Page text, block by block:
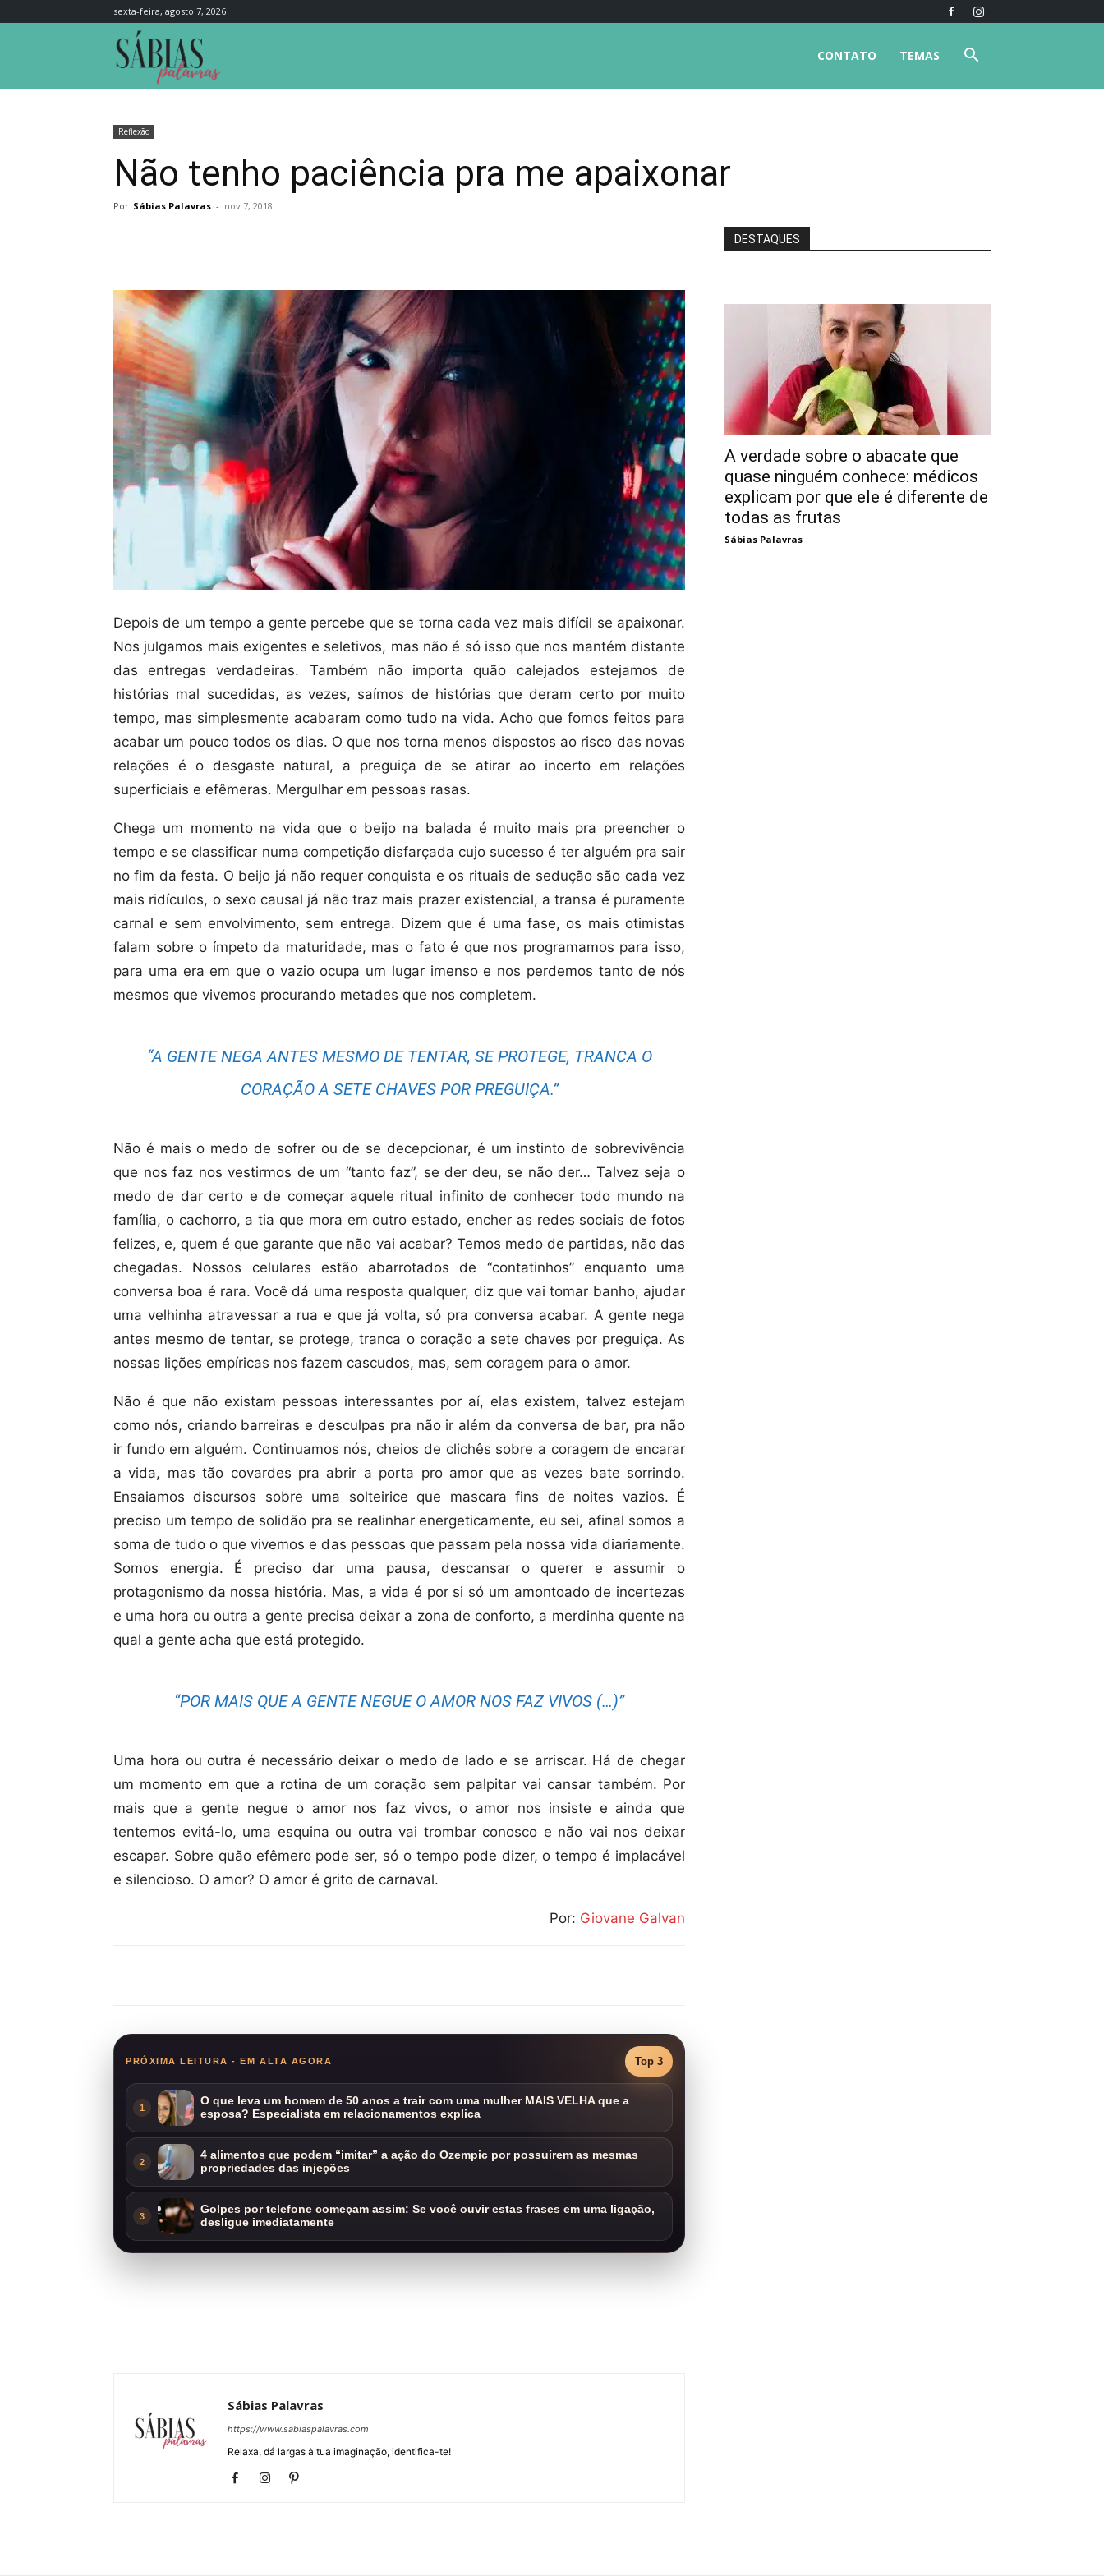
sexta-feira, agosto 7, 2026
TEMAS
CONTATO
Reflexão
Não tenho paciência pra me apaixonar
Por Sábias Palavras - nov 7, 2018
Depois de um tempo a gente percebe que se torna cada vez mais difícil se apaixonar.
Nos julgamos mais exigentes e seletivos, mas não é só isso que nos mantém distante
das entregas verdadeiras. Também não importa quão calejados estejamos de
histórias mal sucedidas, as vezes, saímos de histórias que deram certo por muito
tempo, mas simplesmente acabaram como tudo na vida. Acho que fomos feitos para
acabar um pouco todos os dias. O que nos torna menos dispostos ao risco das novas
relações é o desgaste natural, a preguiça de se atirar ao incerto em relações
superficiais e efêmeras. Mergulhar em pessoas rasas.
Chega um momento na vida que o beijo na balada é muito mais pra preencher o
tempo e se classificar numa competição disfarçada cujo sucesso é ter alguém pra sair
no fim da festa. O beijo já não requer conquista e os rituais de sedução são cada vez
mais ridículos, o sexo causal já não traz mais prazer existencial, a transa é puramente
carnal e sem envolvimento, sem entrega. Dizem que é uma fase, os mais otimistas
falam sobre o ímpeto da maturidade, mas o fato é que nos programamos para isso,
para uma era em que o vazio ocupa um lugar imenso e nos perdemos tanto de nós
mesmos que vivemos procurando metades que nos completem.
“A GENTE NEGA ANTES MESMO DE TENTAR, SE PROTEGE, TRANCA O
CORAÇÃO A SETE CHAVES POR PREGUIÇA.”
Não é mais o medo de sofrer ou de se decepcionar, é um instinto de sobrevivência
que nos faz nos vestirmos de um “tanto faz”, se der deu, se não der… Talvez seja o
medo de dar certo e de começar aquele ritual infinito de conhecer todo mundo na
família, o cachorro, a tia que mora em outro estado, encher as redes sociais de fotos
felizes, e, quem é que garante que não vai acabar? Temos medo de partidas, não das
chegadas. Nossos celulares estão abarrotados de “contatinhos” enquanto uma
conversa boa é rara. Você dá uma resposta qualquer, diz que vai tomar banho, ajudar
uma velhinha atravessar a rua e que já volta, só pra conversa acabar. A gente nega
antes mesmo de tentar, se protege, tranca o coração a sete chaves por preguiça. As
nossas lições empíricas nos fazem cascudos, mas, sem coragem para o amor.
Não é que não existam pessoas interessantes por aí, elas existem, talvez estejam
como nós, criando barreiras e desculpas pra não ir além da conversa de bar, pra não
ir fundo em alguém. Continuamos nós, cheios de clichês sobre a coragem de encarar
a vida, mas tão covardes pra abrir a porta pro amor que as vezes bate sorrindo.
Ensaiamos discursos sobre uma solteirice que mascara fins de noites vazios. É
preciso um tempo de solidão pra se realinhar energeticamente, eu sei, afinal somos a
soma de tudo o que vivemos e das pessoas que passam pela nossa vida diariamente.
Somos energia. É preciso dar uma pausa, descansar o querer e assumir o
protagonismo da nossa história. Mas, a vida é por si só um amontoado de incertezas
e uma hora ou outra a gente precisa deixar a zona de conforto, a merdinha quente na
qual a gente acha que está protegido.
“POR MAIS QUE A GENTE NEGUE O AMOR NOS FAZ VIVOS (…)”
Uma hora ou outra é necessário deixar o medo de lado e se arriscar. Há de chegar
um momento em que a rotina de um coração sem palpitar vai cansar também. Por
mais que a gente negue o amor nos faz vivos, o amor nos insiste e ainda que
tentemos evitá-lo, uma esquina ou outra vai trombar conosco e não vai nos deixar
escapar. Sobre quão efêmero pode ser, só o tempo pode dizer, o tempo é implacável
e silencioso. O amor? O amor é grito de carnaval.
Por: Giovane Galvan
PRÓXIMA LEITURA - EM ALTA AGORA Top 3
1
O que leva um homem de 50 anos a trair com uma mulher MAIS VELHA que a
esposa? Especialista em relacionamentos explica
2
4 alimentos que podem “imitar” a ação do Ozempic por possuírem as mesmas
propriedades das injeções
3
Golpes por telefone começam assim: Se você ouvir estas frases em uma ligação,
desligue imediatamente
Sábias Palavras
https://www.sabiaspalavras.com
Relaxa, dá largas à tua imaginação, identifica-te!
DESTAQUES
A verdade sobre o abacate que
quase ninguém conhece: médicos
explicam por que ele é diferente de
todas as frutas
Sábias Palavras